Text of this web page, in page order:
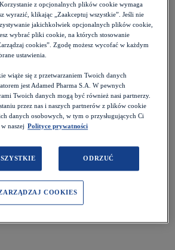
>
tkanki łącznej
5 minut
tkanki łącznej
Skuza
z opcjonalnych plików cookie wymaga
wyrazić, klikając „Zaakceptuj wszystkie”. Jeśli nie
jakichkolwiek opcjonalnych plików cookie,
wybrać pliki cookie, na których stosowanie
cookies”. Zgodę możesz wycofać w każdym
ustawienia.
wiąże się z przetwarzaniem Twoich danych
jest Adamed Pharma S.A. W pewnych
Twoich danych mogą być również nasi partnerzy.
przez nas i naszych partnerów z plików cookie
danych osobowych, w tym o przysługujących Ci
naszej Polityce prywatności
ODRZUĆ
COOKIES